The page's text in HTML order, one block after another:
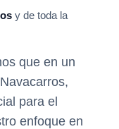
y de toda la
que en un
para el
enfoque en